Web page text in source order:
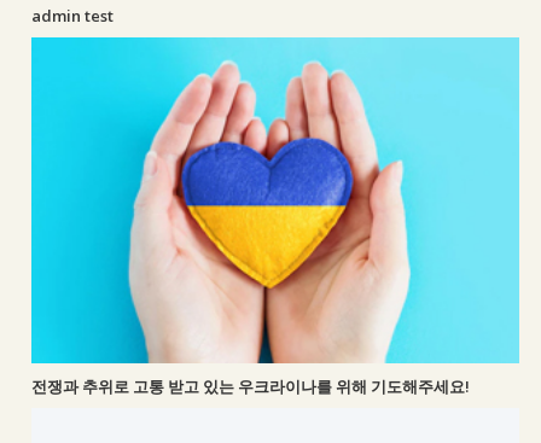
admin test
전쟁과 추위로 고통 받고 있는 우크라이나를 위해 기도해주세요!